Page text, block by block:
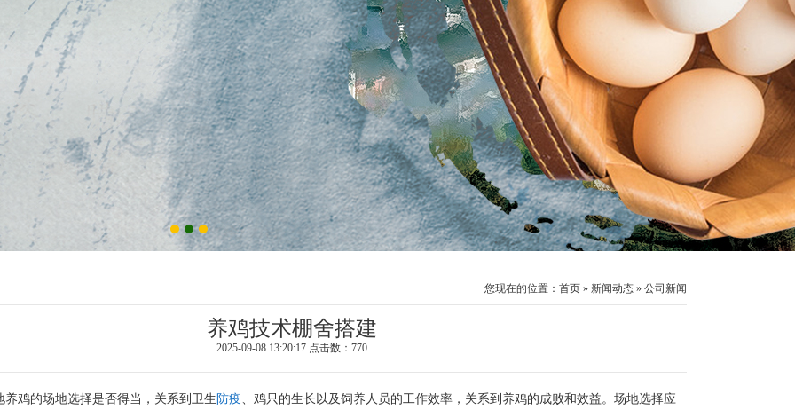
您现在的位置： 首页 » 新闻动态 » 公司新闻
养鸡技术棚舍搭建
2025-09-08 13:20:17 点击数： 770
养鸡的场地选择是否得当，关系到卫生防疫、鸡只的生长以及饲养人员的工作效率，关系到养鸡的成败和效益。场地选择应